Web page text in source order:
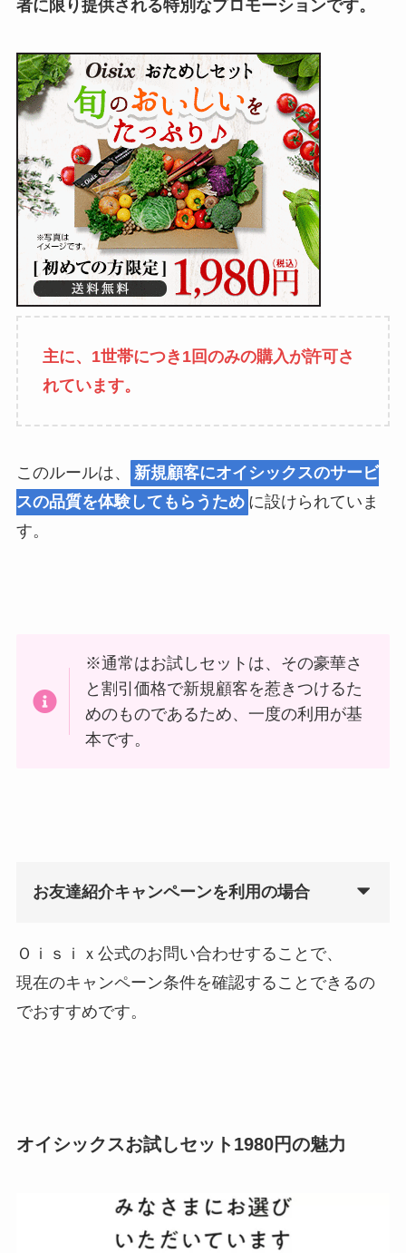
者に限り提供される特別なプロモーションです。
主に、1世帯につき1回のみの購入が許可さ
れています。
このルールは、
新規顧客にオイシックスのサービ
スの品質を体験してもらうため に設けられていま
す。
※通常はお試しセットは、 その豪華さ
と割引価格で新規顧客を惹きつけるた
めのものであるため、一度の利用が基
本です。
お友達紹介キャンペーンを利用の場合
Ｏｉｓｉｘ公式のお問い合わせすることで、
現在のキャンペーン条件を確認することできるの
でおすすめです。
オイシックスお試しセット1980円の魅力